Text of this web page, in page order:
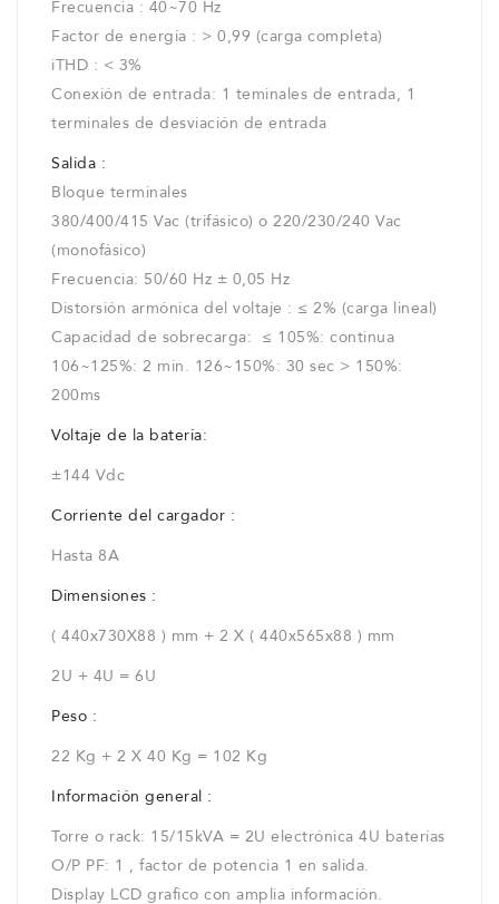
Frecuencia : 40~70 Hz
Factor de energía : > 0,99 (carga completa)
iTHD : < 3%
Conexión de entrada: 1 teminales de entrada, 1
terminales de desviación de entrada
Salida :
Bloque terminales
380/400/415 Vac (trifásico) o 220/230/240 Vac
(monofásico)
Frecuencia: 50/60 Hz ± 0,05 Hz
Distorsión armónica del voltaje : ≤ 2% (carga lineal)
Capacidad de sobrecarga: ≤ 105%: continua
106~125%: 2 min. 126~150%: 30 sec > 150%:
200ms
Voltaje de la batería:
±144 Vdc
Corriente del cargador :
Hasta 8A
Dimensiones :
( 440x730X88 ) mm + 2 X ( 440x565x88 ) mm
2U + 4U = 6U
Peso :
22 Kg + 2 X 40 Kg = 102 Kg
Información general :
Torre o rack: 15/15kVA = 2U electrónica 4U baterías
O/P PF: 1 , factor de potencia 1 en salida.
Display LCD grafico con amplia información.